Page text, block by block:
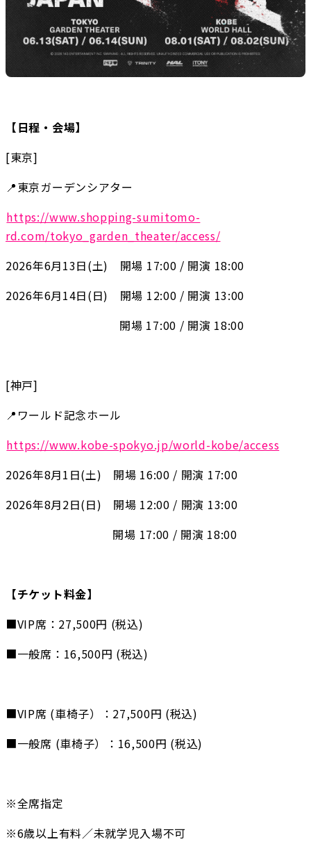
【日程・会場】
[東京]
📍東京ガーデンシアター
https://www.shopping-sumitomo-
rd.com/tokyo_garden_theater/access/
2026年6月13日(土)　開場 17:00 / 開演 18:00
2026年6月14日(日)　開場 12:00 / 開演 13:00
開場 17:00 / 開演 18:00
[神戸]
📍ワールド記念ホール
https://www.kobe-spokyo.jp/world-kobe/access
2026年8月1日(土)　開場 16:00 / 開演 17:00
2026年8月2日(日)　開場 12:00 / 開演 13:00
開場 17:00 / 開演 18:00
【チケット料金】
■VIP席：27,500円 (税込)
■一般席：16,500円 (税込)
■VIP席 (車椅子）：27,500円 (税込)
■一般席 (車椅子）：16,500円 (税込)
※全席指定
※6歳以上有料／未就学児入場不可